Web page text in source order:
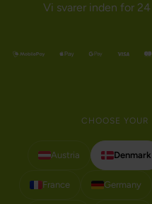
Vi svarer inden for
CHOOSE YOUR
Austria Denmark
France Germany